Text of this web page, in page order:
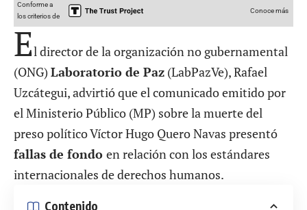
Conforme a
los criterios de
Conoce más
El director de la organización no gubernamental
(ONG) Laboratorio de Paz (LabPazVe), Rafael
Uzcátegui, advirtió que el comunicado emitido por
el Ministerio Público (MP) sobrela muerte del
preso político Víctor Hugo Quero Navas presentó
fallas de fondo en relación con los estándares
internacionales de derechos humanos.
Contenido